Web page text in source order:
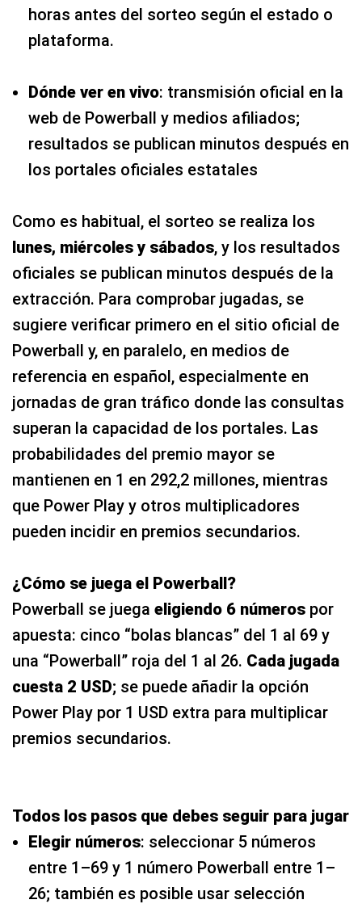
horas antes del sorteo según el estado o
plataforma.
Dónde ver en vivo: transmisión oficial en la
web de Powerball y medios afiliados;
resultados se publican minutos después en
los portales oficiales estatales
Como es habitual, el sorteo se realiza los
lunes, miércoles y sábados, y los resultados
oficiales se publican minutos después de la
extracción. Para comprobar jugadas, se
sugiere verificar primero en el sitio oficial de
Powerball y, en paralelo, en medios de
referencia en español, especialmente en
jornadas de gran tráfico donde las consultas
superan la capacidad de los portales. Las
probabilidades del premio mayor se
mantienen en 1 en 292,2 millones, mientras
que Power Play y otros multiplicadores
pueden incidir en premios secundarios.
¿Cómo se juega el Powerball?
Powerball se juega eligiendo 6 números por
apuesta: cinco “bolas blancas” del 1 al 69 y
una “Powerball” roja del 1 al 26. Cada jugada
cuesta 2 USD; se puede añadir la opción
Power Play por 1 USD extra para multiplicar
premios secundarios.
Todos los pasos que debes seguir para jugar
Elegir números: seleccionar 5 números
entre 1–69 y 1 número Powerball entre 1–
26; también es posible usar selección